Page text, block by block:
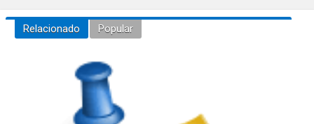
Relacionado Popular